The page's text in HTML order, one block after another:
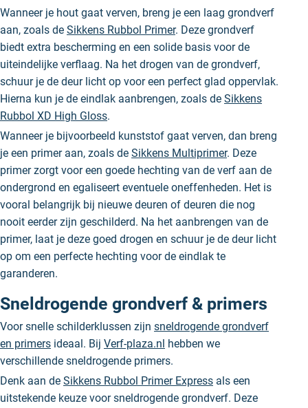
Wanneer je hout gaat verven, breng je een laag grondverf
aan, zoals de Sikkens Rubbol Primer. Deze grondverf
biedt extra bescherming en een solide basis voor de
uiteindelijke verflaag. Na het drogen van de grondverf,
schuur je de deur licht op voor een perfect glad oppervlak.
Hierna kun je de eindlak aanbrengen, zoals de Sikkens
Rubbol XD High Gloss.
Wanneer je bijvoorbeeld kunststof gaat verven, dan breng
je een primer aan, zoals de Sikkens Multiprimer. Deze
primer zorgt voor een goede hechting van de verf aan de
ondergrond en egaliseert eventuele oneffenheden. Het is
vooral belangrijk bij nieuwe deuren of deuren die nog
nooit eerder zijn geschilderd. Na het aanbrengen van de
primer, laat je deze goed drogen en schuur je de deur licht
op om een perfecte hechting voor de eindlak te
garanderen.
Sneldrogende grondverf & primers
Voor snelle schilderklussen zijn sneldrogende grondverf
en primers ideaal. Bij Verf-plaza.nl hebben we
verschillende sneldrogende primers.
Denk aan de Sikkens Rubbol Primer Express als een
uitstekende keuze voor sneldrogende grondverf. Deze